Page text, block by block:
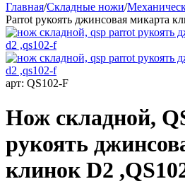
Главная/Складные ножи/
Parrot рукоять джинсовая микарта
арт: QS102-F
Нож складной,
рукоять
клинок D2